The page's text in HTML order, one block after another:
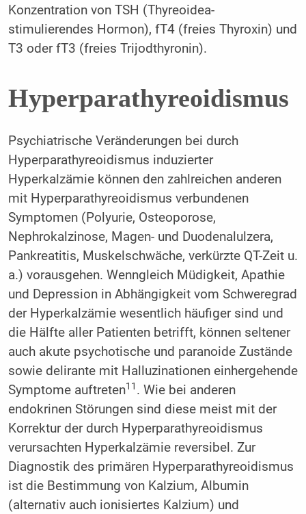
Konzentration von TSH (Thyreoidea-
stimulierendes Hormon), fT4 (freies Thyroxin) und
T3 oder fT3 (freies Trijodthyronin).
Hyperparathyreoidismus
Psychiatrische Veränderungen bei durch
Hyperparathyreoidismus induzierter
Hyperkalzämie können den zahlreichen anderen
mit Hyperparathyreoidismus verbundenen
Symptomen (Polyurie, Osteoporose,
Nephrokalzinose, Magen- und Duodenalulzera,
Pankreatitis, Muskelschwäche, verkürzte QT-Zeit u.
a.) vorausgehen. Wenngleich Müdigkeit, Apathie
und Depression in Abhängigkeit vom Schweregrad
der Hyperkalzämie wesentlich häufiger sind und
die Hälfte aller Patienten betrifft, können seltener
auch akute psychotische und paranoide Zustände
sowie delirante mit Halluzinationen einhergehende
Symptome auftreten11 . Wie bei anderen
endokrinen Störungen sind diese meist mit der
Korrektur der durch Hyperparathyreoidismus
verursachten Hyperkalzämie reversibel. Zur
Diagnostik des primären Hyperparathyreoidismus
ist die Bestimmung von Kalzium, Albumin
(alternativ auch ionisiertes Kalzium) und